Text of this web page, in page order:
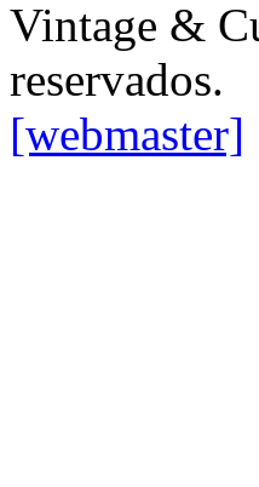
Vintage &
reservados.
[webmaster]